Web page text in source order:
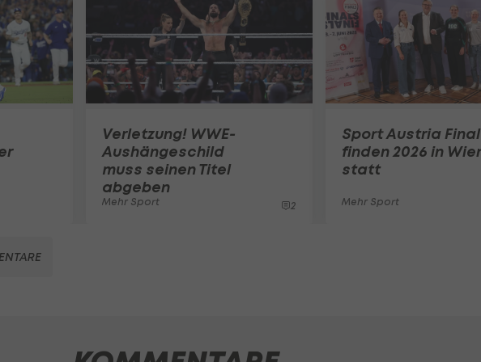
Verletzung! WWE-
Aushängeschild
muss seinen Titel
abgeben
Mehr Sport 2
Sport Austria
finden 2026 in
statt
Mehr Sport